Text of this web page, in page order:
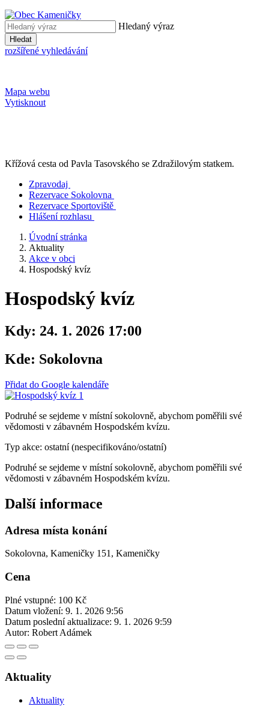
Hledaný výraz
Hledat
rozšířené vyhledávání
Mapa webu
Vytisknout
Křížová cesta od Pavla Tasovského se Zdražilovým statkem.
Zpravodaj
Rezervace Sokolovna
Rezervace Sportoviště
Hlášení rozhlasu
Úvodní stránka
Aktuality
Akce v obci
Hospodský kvíz
Hospodský kvíz
Kdy: 24. 1. 2026 17:00
Kde: Sokolovna
Přidat do Google kalendáře
Podruhé se sejdeme v místní sokolovně, abychom poměřili své
vědomosti v zábavném Hospodském kvízu.
Typ akce: ostatní (nespecifikováno/ostatní)
Podruhé se sejdeme v místní sokolovně, abychom poměřili své
vědomosti v zábavném Hospodském kvízu.
Další informace
Adresa místa konání
Sokolovna, Kameničky 151, Kameničky
Cena
Plné vstupné: 100 Kč
Datum vložení: 9. 1. 2026 9:56
Datum poslední aktualizace: 9. 1. 2026 9:59
Autor: Robert Adámek
Aktuality
Aktuality